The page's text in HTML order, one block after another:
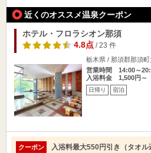
近くのオススメ温泉クーポン
ホテル・フロラシオン那須
4.8点/ 23 件
栃木県 / 那須郡那須
営業時間 14:00～
入浴料金 1,500円～
日帰り 宿泊
クーポン
入浴料最大550円引き（タオ